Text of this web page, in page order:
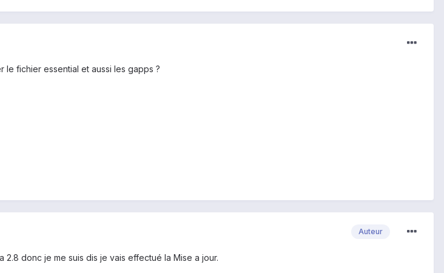
le fichier essential et aussi les gapps ?
Auteur
donc je me suis dis je vais effectué la Mise a jour.